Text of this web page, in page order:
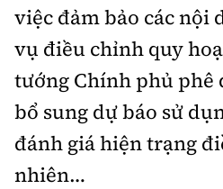
việc đảm bảo các nội
vụ điều chỉnh quy
tướng Chính phủ phê
bổ sung dự báo sử
đánh giá hiện trạng
nhiên…